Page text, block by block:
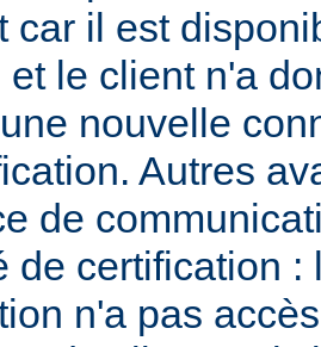
car il est
et le client n'a
nouvelle
Autres
de
de certification :
n'a pas